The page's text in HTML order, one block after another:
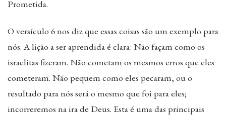
Prometida.
O versículo 6 nos diz que essas coisas são um exemplo para
nós. A lição a ser aprendida é clara: Não façam como os
israelitas fizeram. Não cometam os mesmos erros que eles
cometeram. Não pequem como eles pecaram, ou o
resultado para nós será o mesmo que foi para eles;
incorreremos na ira de Deus. Esta é uma das principais